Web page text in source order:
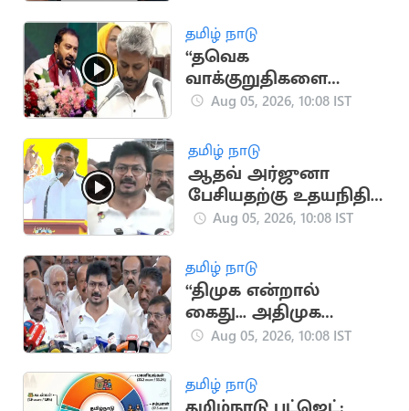
தமிழ் நாடு
“தவெக
வாக்குறுதிகளை
முதல் பட்ஜெட்டிலேயே
சாத்தியமற்றது”..
தமிமுன் அன்சாரி
Aug 05, 2026, 10:08 IST
தமிழ் நாடு
ஆதவ் அர்ஜுனா
பேசியதற்கு உதயநிதி
ஸ்டாலினின் பதில்!
Aug 05, 2026, 10:08 IST
தமிழ் நாடு
“திமுக என்றால்
கைது... அதிமுக
என்றால் Purchase”..
Aug 05, 2026, 10:08 IST
தமிழ் நாடு